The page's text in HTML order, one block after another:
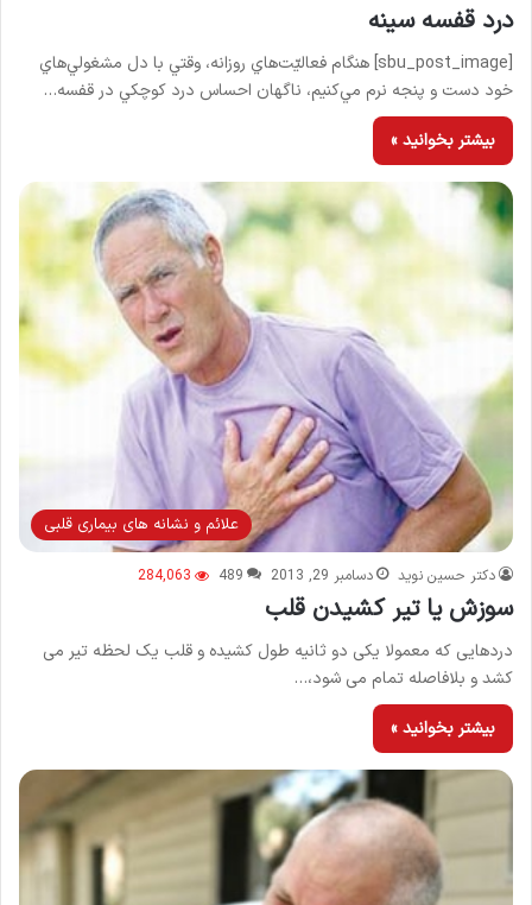
درد قفسه سينه
[sbu_post_image] هنگام فعاليّت‌هاي روزانه، وقتي با دل مشغولي‌هاي
خود دست و پنجه نرم مي‌كنيم، ناگهان احساس درد كوچكي در قفسه…
بیشتر بخوانید »
علائم و نشانه های بیماری قلبی
دکتر حسین نوید دسامبر 29, 2013 489
284,063
سوزش يا تير كشيدن قلب
دردهایی که معمولا یکی دو ثانیه طول کشیده و قلب یک لحظه تیر می
کشد و بلافاصله تمام می ‌شود،…
بیشتر بخوانید »